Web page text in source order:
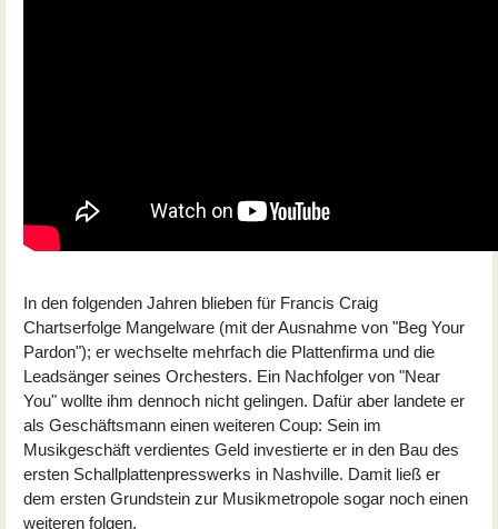
In den folgenden Jahren blieben für Francis Craig
Chartserfolge Mangelware (mit der Ausnahme von "Beg Your
Pardon"); er wechselte mehrfach die Plattenfirma und die
Leadsänger seines Orchesters. Ein Nachfolger von "Near
You" wollte ihm dennoch nicht gelingen. Dafür aber landete er
als Geschäftsmann einen weiteren Coup: Sein im
Musikgeschäft verdientes Geld investierte er in den Bau des
ersten Schallplattenpresswerks in Nashville. Damit ließ er
dem ersten Grundstein zur Musikmetropole sogar noch einen
weiteren folgen.